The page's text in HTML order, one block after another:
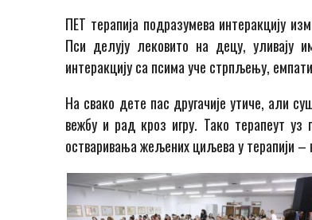
ПЕТ терапија подразумева интеракцију
Пси делују лековито на децу, уливају
интеракцију са псима уче стрпљењу,
На свако дете пас другачије утиче, али
вежбу и рад кроз игру. Тако терапеут
остваривања жељених циљева у терапији